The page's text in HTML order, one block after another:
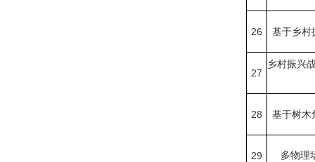
26 基于乡村
27
乡村振兴
28 基于树木
29 多物理